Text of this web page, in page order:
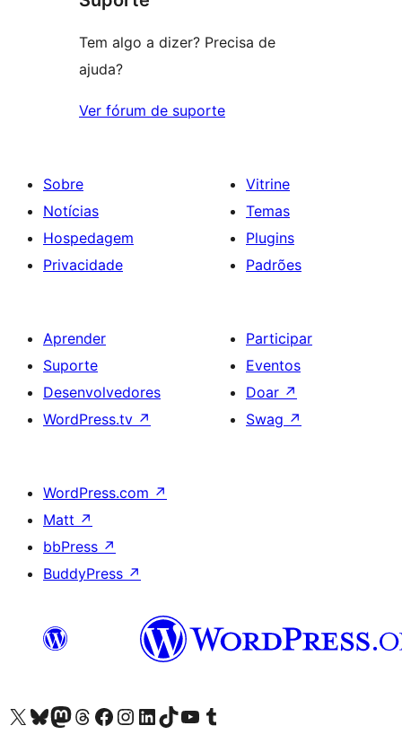
Tem algo a dizer? Precisa de
ajuda?
Ver fórum de suporte
Sobre
Notícias
Hospedagem
Privacidade
Vitrine
Temas
Plugins
Padrões
Aprender
Suporte
Desenvolvedores
WordPress.tv ↗
Participar
Eventos
Doar ↗
Swag ↗
WordPress.com ↗
Matt ↗
bbPress ↗
BuddyPress ↗
Acessar nossa conta do X (antigo Twitter)
Acessar nossa conta do Bluesky
Acessar nossa conta do Mastodon
Acessar nossa conta do Threads
Acessar nossa página do Facebook
Acessar nossa conta do Instagram
Acessar nossa conta do LinkedIn
Acessar nossa conta do TikTok
Acessar nosso canal do YouTube
Acessar nossa conta no Tumblr